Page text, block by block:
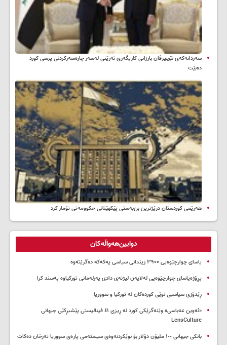
سه‌ردانه‌کەی نێچیرڤان بارزانی كاریگه‌ری ئه‌رێنی له‌سه‌ر چاره‌سه‌ركردنی پرسی كورد
ده‌بێت
هەرێمی کوردستان درێژترین بن‌بەستی پێکهێنانی حکوومەتی تۆمار کرد
دوایین‌هەواڵەکان
یاسای چوارچێوەیی ۳۹۰۰ زیندانی سیاسی پەکەکە دەگرێتەوە
پڕۆژەیاسای چوارچێوەیی لەلایەن لیژنەی دادی پەرلەمانی تورکیاوە پەسند کرا
ڕێدۆزی سیاسیی نوێی کوردەکان لە تورکیا و سووریا
«ئەوین عەباسی» وێنەگرێکی کورد لە ڕیزی ٤١ فینالیستی پێشبڕکێی جیهانی
LensCulture
بانکی جیهانی ١٠٠ ملیۆن دۆلار بۆ نوێکردنەوەی سیستەمی پارەی سووریا تەرخان دەکات